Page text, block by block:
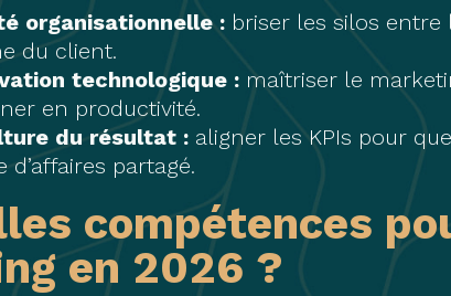
organisationnelle :briser les silos entre
du client.
technologique :maîtriser le
en productivité.
du résultat :aligner les KPIs pour
d’affaires partagé.
compétences
en 2026 ?